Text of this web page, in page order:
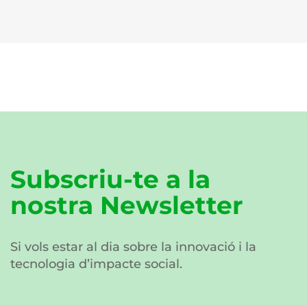
Subscriu-te a la
nostra Newsletter
Si vols estar al dia sobre la innovació i la
tecnologia d’impacte social.